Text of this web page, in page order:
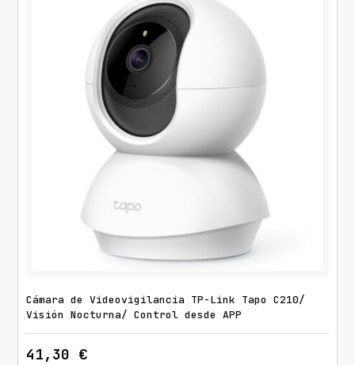
Cámara de Videovigilancia TP-Link Tapo C210/
Visión Nocturna/ Control desde APP
41,30 €